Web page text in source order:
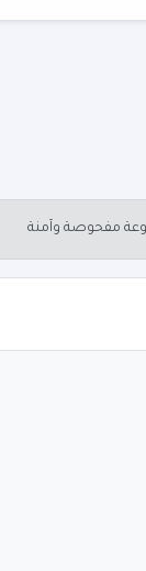
مفحوصة وآمنة